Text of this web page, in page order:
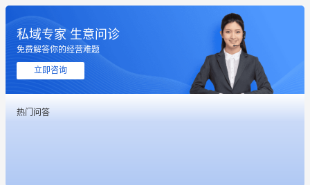
私域专家 生意问诊
免费解答你的经营难题
立即咨询
热门问答
这个营销策划案例推荐大家看一下
用有赞就能在微信、小红书同时经营了
餐饮也得靠私域和服务提高竞争力